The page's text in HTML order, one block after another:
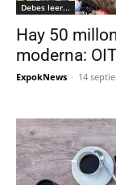
Debes leer...
Hay 50
moderna: OIT
ExpokNews - 14